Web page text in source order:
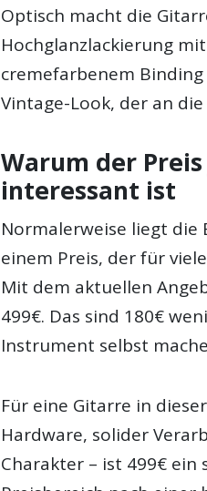
Optisch macht die
Hochglanzlackierung
cremefarbenem
Vintage-Look, der an
Warum der
interessant ist
Normalerweise liegt die
einem Preis, der für
Mit dem aktuellen
499€. Das sind 180€
Instrument selbst
Für eine Gitarre in
Hardware, solider
Charakter – ist 499€ ein